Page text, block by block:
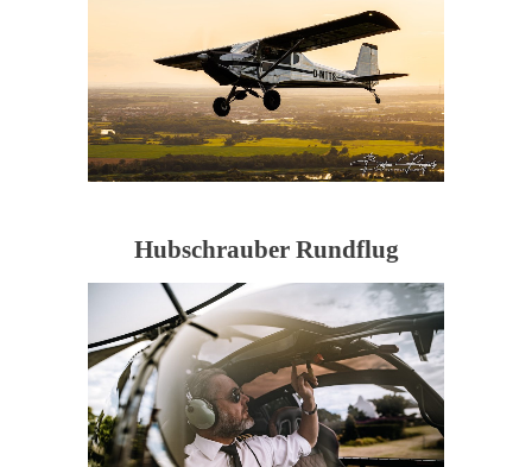
Hubschrauber Rundflug